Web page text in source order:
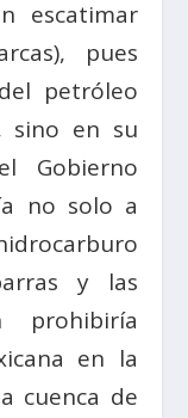
escatimar
pues
petróleo
sino en su
Gobierno
no solo a
y las
prohibiría
en la
cuenca de